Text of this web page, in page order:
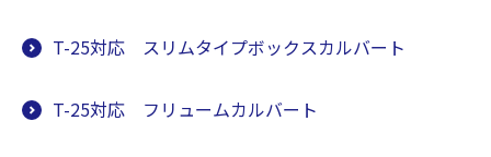
T-25対応 スリムタイプボックスカルバート
T-25対応 フリュームカルバート